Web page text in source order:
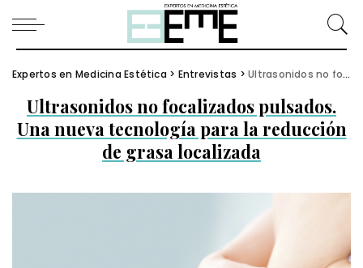
Expertos en Medicina Estética > Entrevistas >Ultrasonidos no focalizados pulsados. Una nueva tecnología para la reducción de grasa localizada
Ultrasonidos no focalizados pulsados.
Una nueva tecnología para la reducción
de grasa localizada